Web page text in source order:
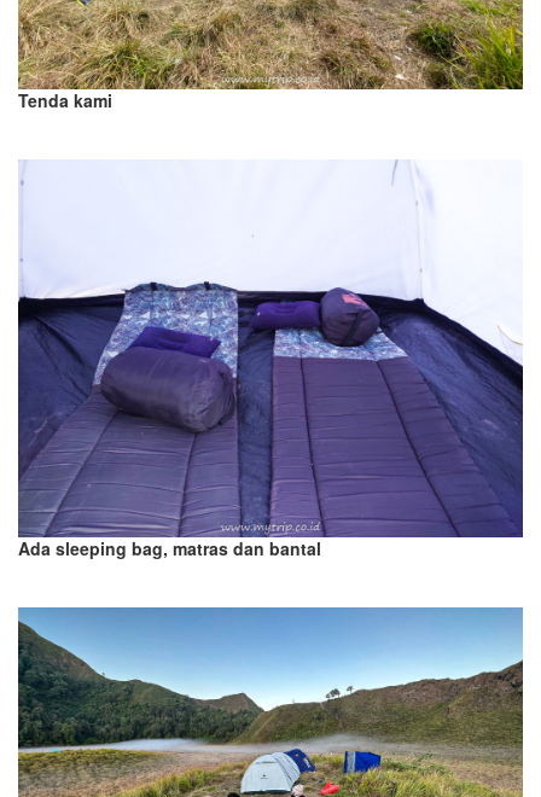
Tenda kami
Ada sleeping bag, matras dan bantal